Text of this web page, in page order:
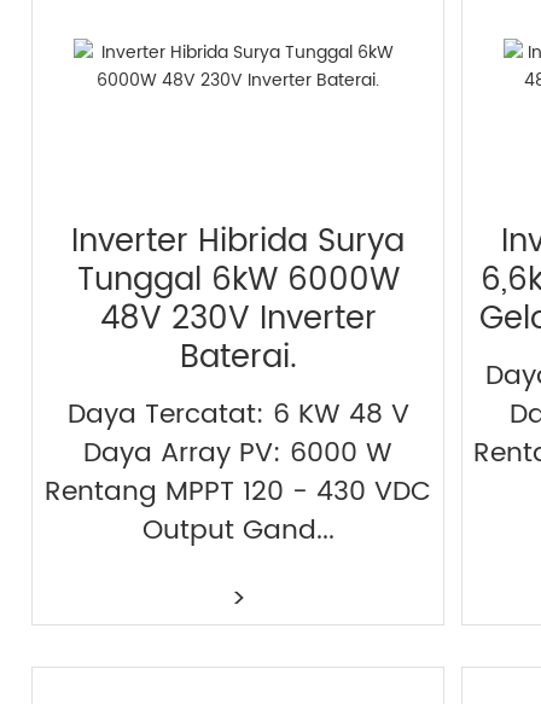
Inverter Hibrida Surya
Tunggal 6kW 6000W
48V 230V Inverter
Baterai.
Daya Tercatat: 6 KW 48 V
Daya Array PV: 6000 W
Rentang MPPT 120 - 430 VDC
Output Gand...
>